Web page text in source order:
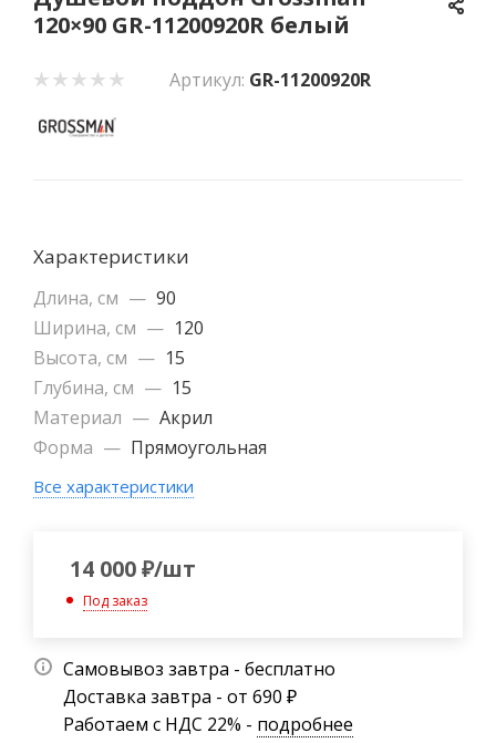
120×90 GR-11200920R белый
Артикул: GR-11200920R
Характеристики
Длина, см — 90
Ширина, см — 120
Высота, см — 15
Глубина, см — 15
Материал — Акрил
Форма — Прямоугольная
Все характеристики
14 000₽/шт
Под заказ
Самовывоз завтра - бесплатно
Доставка завтра - от 690 ₽
Работаем с НДС 22% - подробнее